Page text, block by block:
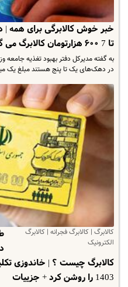
خبر خوش کالابرگی برای همه
تا 7 ۶۰۰ هزارتومان کالابرگ می گیرند
​به گفته مدیرکل دفتر بهبود تغذیه
در دهک‌های یک تا پنج هستند مبلغ یک
کالابرگ | کالابرگ فجرانه | کالابرگ
الکترونیک
کالابرگ چیست ؟ | خاندوزی
1403 را روشن کرد + جزییات